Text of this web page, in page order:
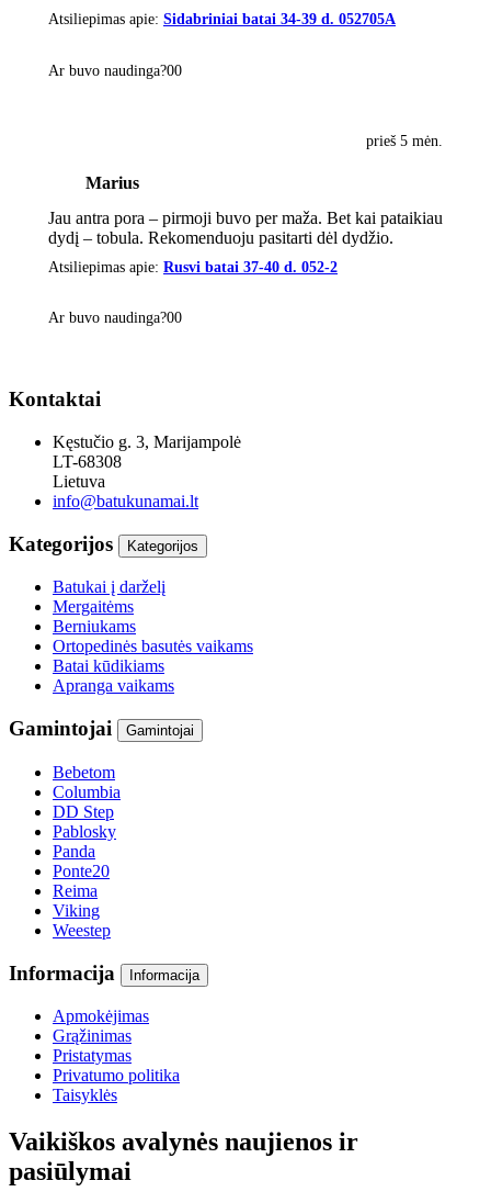
Atsiliepimas apie: Sidabriniai batai 34-39 d. 052705A
Ar buvo naudinga?00
prieš 5 mėn.
Marius
Jau antra pora – pirmoji buvo per maža. Bet kai pataikiau
dydį – tobula. Rekomenduoju pasitarti dėl dydžio.
Atsiliepimas apie: Rusvi batai 37-40 d. 052-2
Ar buvo naudinga?00
Kontaktai
Kęstučio g. 3, Marijampolė
LT-68308
Lietuva
info@batukunamai.lt
Kategorijos Kategorijos
Batukai į darželį
Mergaitėms
Berniukams
Ortopedinės basutės vaikams
Batai kūdikiams
Apranga vaikams
Gamintojai Gamintojai
Bebetom
Columbia
DD Step
Pablosky
Panda
Ponte20
Reima
Viking
Weestep
Informacija Informacija
Apmokėjimas
Grąžinimas
Pristatymas
Privatumo politika
Taisyklės
Vaikiškos avalynės naujienos ir
pasiūlymai